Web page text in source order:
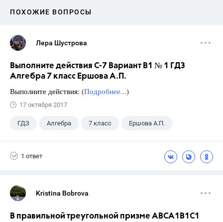
ПОХОЖИЕ ВОПРОСЫ
Лера Шустрова
Выполните действия С-7 Вариант В1 № 1 ГДЗ
Алгебра 7 класс Ершова А.П.
Выполните действия: (Подробнее...)
17 октября 2017
ГДЗ Алгебра 7 класс Ершова А.П.
1 ответ
Kristina Bobrova
В правильной треугольной призме АВСA1В1С1